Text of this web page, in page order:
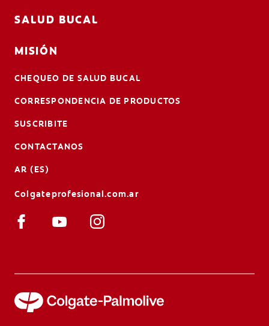
SALUD BUCAL
MISIÓN
CHEQUEO DE SALUD BUCAL
CORRESPONDENCIA DE PRODUCTOS
SUSCRIBITE
CONTACTANOS
AR (ES)
Colgateprofesional.com.ar